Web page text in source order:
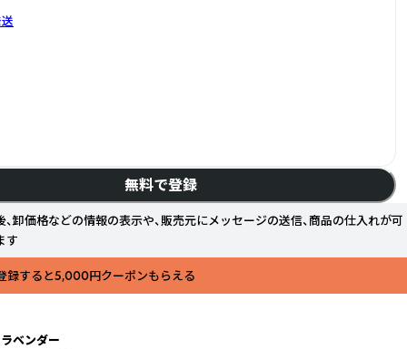
無料で登録
、卸価格などの情報の表示や、販売元にメッセージの送信、商品の仕入れが可
す
登録すると5,000円クーポンもらえる
ベンダー